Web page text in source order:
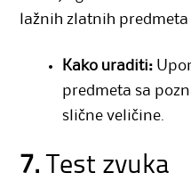
lažnih zlatnih
Kako uraditi:
predmeta sa
slične veličine.
7. Test zvuka